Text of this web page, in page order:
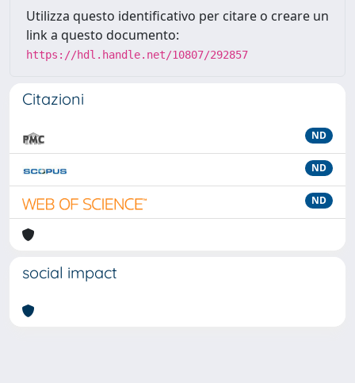
Utilizza questo identificativo per citare o creare un
link a questo documento:
https://hdl.handle.net/10807/292857
Citazioni
ND
ND
ND
social impact